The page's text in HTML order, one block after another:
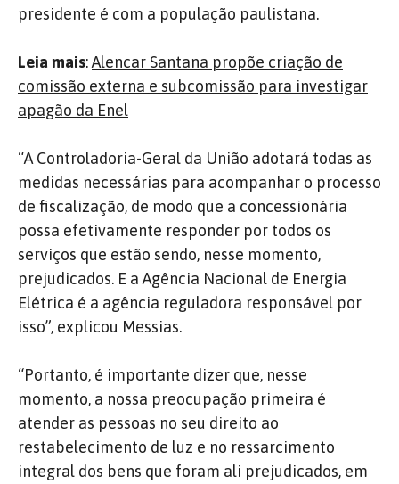
presidente é com a população paulistana.
Leia mais:Alencar Santana propõe criação de
comissão externa e subcomissão para investigar
apagão da Enel
“A Controladoria-Geral da União adotará todas as
medidas necessárias para acompanhar o processo
de fiscalização, de modo que a concessionária
possa efetivamente responder por todos os
serviços que estão sendo, nesse momento,
prejudicados. E a Agência Nacional de Energia
Elétrica é a agência reguladora responsável por
isso”, explicou Messias.
“Portanto, é importante dizer que, nesse
momento, a nossa preocupação primeira é
atender as pessoas no seu direito ao
restabelecimento de luz e no ressarcimento
integral dos bens que foram ali prejudicados, em